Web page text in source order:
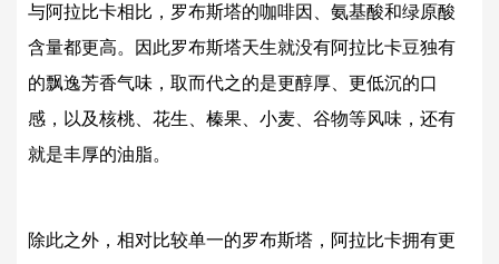
与阿拉比卡相比，罗布斯塔的咖啡因、氨基酸和绿原酸
含量都更高。因此罗布斯塔天生就没有阿拉比卡豆独有
的飘逸芳香气味，取而代之的是更醇厚、更低沉的口
感，以及核桃、花生、榛果、小麦、谷物等风味，还有
就是丰厚的油脂。
除此之外，相对比较单一的罗布斯塔，阿拉比卡拥有更